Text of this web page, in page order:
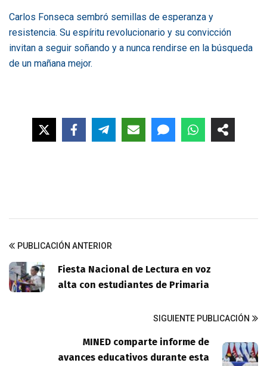
Carlos Fonseca sembró semillas de esperanza y
resistencia. Su espíritu revolucionario y su convicción
invitan a seguir soñando y a nunca rendirse en la búsqueda
de un mañana mejor.
PUBLICACIÓN ANTERIOR
Fiesta Nacional de Lectura en voz
alta con estudiantes de Primaria
SIGUIENTE PUBLICACIÓN
MINED comparte informe de
avances educativos durante esta